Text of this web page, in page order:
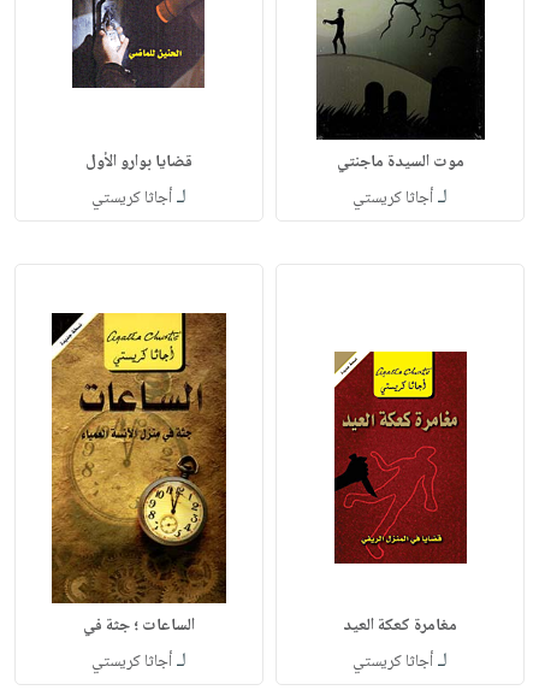
لـأجاثا كريستي‎ لـأجاثا كريستي‎
مغامرة كعكة العيد
لـأجاثا كريستي‎
‎الساعات ؛ جثة في
لـأجاثا كريستي‎